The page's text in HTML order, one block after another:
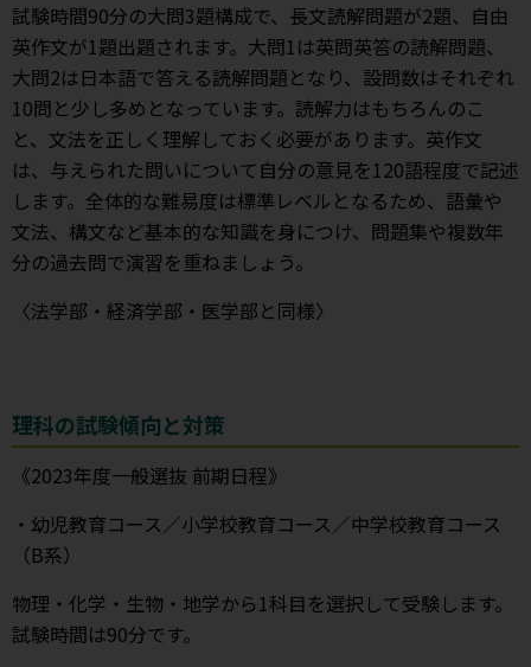
試験時間90分の大問3題構成で、長文読解問題が2題、自由
英作文が1題出題されます。大問1は英問英答の読解問題、
大問2は日本語で答える読解問題となり、設問数はそれぞれ
10問と少し多めとなっています。読解力はもちろんのこ
と、文法を正しく理解しておく必要があります。英作文
は、与えられた問いについて自分の意見を120語程度で記述
します。全体的な難易度は標準レベルとなるため、語彙や
文法、構文など基本的な知識を身につけ、問題集や複数年
分の過去問で演習を重ねましょう。
〈法学部・経済学部・医学部と同様〉
理科の試験傾向と対策
《2023年度一般選抜 前期日程》
・幼児教育コース／小学校教育コース／中学校教育コース
（B系）
物理・化学・生物・地学から1科目を選択して受験します。
試験時間は90分です。